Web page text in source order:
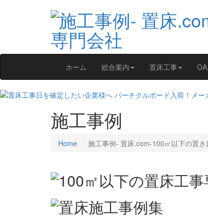
ホーム 総合案内 置床工事
施工事例
Home 施工事例‐ 置床.com-100㎡以下の置